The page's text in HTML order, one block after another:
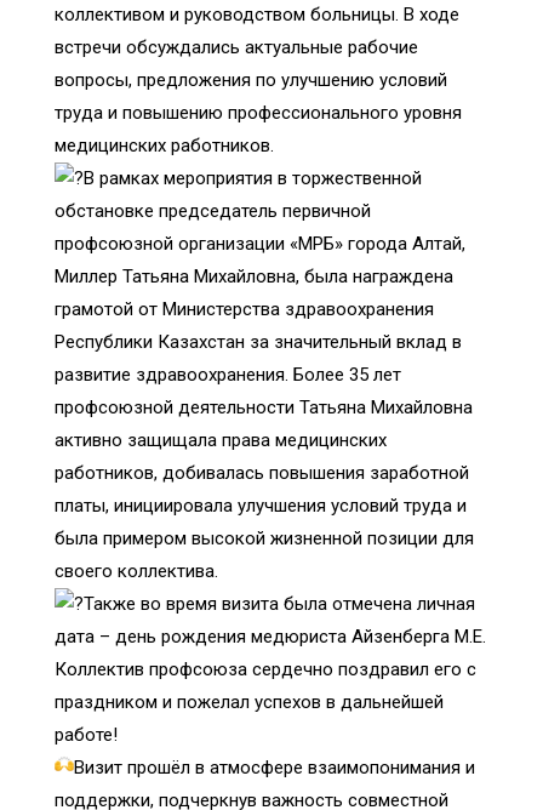
коллективом и руководством больницы. В ходе
встречи обсуждались актуальные рабочие
вопросы, предложения по улучшению условий
труда и повышению профессионального уровня
медицинских работников.
В рамках мероприятия в торжественной
обстановке председатель первичной
профсоюзной организации «МРБ» города Алтай,
Миллер Татьяна Михайловна, была награждена
грамотой от Министерства здравоохранения
Республики Казахстан за значительный вклад в
развитие здравоохранения. Более 35 лет
профсоюзной деятельности Татьяна Михайловна
активно защищала права медицинских
работников, добивалась повышения заработной
платы, инициировала улучшения условий труда и
была примером высокой жизненной позиции для
своего коллектива.
Также во время визита была отмечена личная
дата – день рождения медюриста Айзенберга М.Е.
Коллектив профсоюза сердечно поздравил его с
праздником и пожелал успехов в дальнейшей
работе!
Визит прошёл в атмосфере взаимопонимания и
поддержки, подчеркнув важность совместной